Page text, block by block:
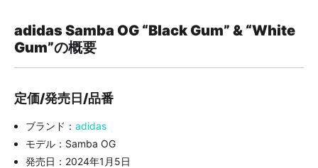
adidas Samba OG “Black Gum” & “White
Gum”の概要
定価/発売日/品番
ブランド： adidas
モデル：Samba OG
発売日：2024年1月5日